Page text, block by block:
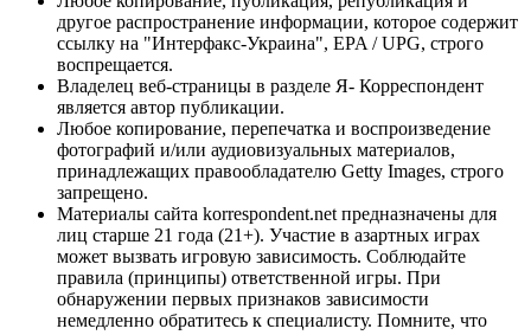
другое распространение информации, которое содержит
ссылку на "Интерфакс-Украина", EPA / UPG, строго
воспрещается.
Владелец веб-страницы в разделе Я- Корреспондент
является автор публикации.
Любое копирование, перепечатка и воспроизведение
фотографий и/или аудиовизуальных материалов,
принадлежащих правообладателю Getty Images, строго
запрещено.
Материалы сайта korrespondent.net предназначены для
лиц старше 21 года (21+). Участие в азартных играх
может вызвать игровую зависимость. Соблюдайте
правила (принципы) ответственной игры. При
обнаружении первых признаков зависимости
немедленно обратитесь к специалисту. Помните, что